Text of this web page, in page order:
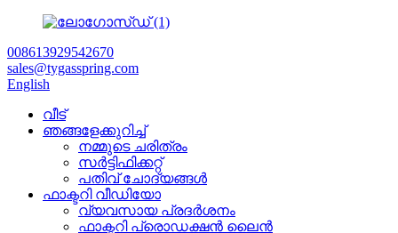
008613929542670
sales@tygasspring.com
English
വീട്
ഞങ്ങളേക്കുറിച്ച്
നമ്മുടെ ചരിത്രം
സർട്ടിഫിക്കറ്റ്
പതിവ് ചോദ്യങ്ങൾ
ഫാക്ടറി വീഡിയോ
വ്യവസായ പ്രദർശനം
ഫാക്ടറി പ്രൊഡക്ഷൻ ലൈൻ